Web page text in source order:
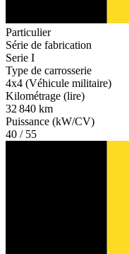
Particulier
Série de fabrication
Serie I
Type de carrosserie
4x4 (Véhicule militaire)
Kilométrage (lire)
32 840 km
Puissance (kW/CV)
40 / 55